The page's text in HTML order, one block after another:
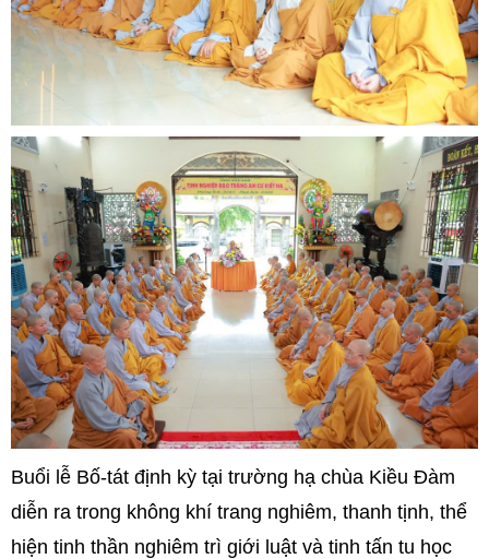
Buổi lễ Bố-tát định kỳ tại trường hạ chùa Kiều Đàm
diễn ra trong không khí trang nghiêm, thanh tịnh, thể
hiện tinh thần nghiêm trì giới luật và tinh tấn tu học